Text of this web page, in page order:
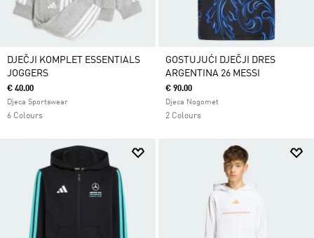
DJEČJI KOMPLET ESSENTIALS
JOGGERS
€ 40.00
Djeca Sportswear
6 Colours
GOSTUJUĆI DJEČJI DRES
ARGENTINA 26 MESSI
€ 90.00
Djeca Nogomet
2 Colours